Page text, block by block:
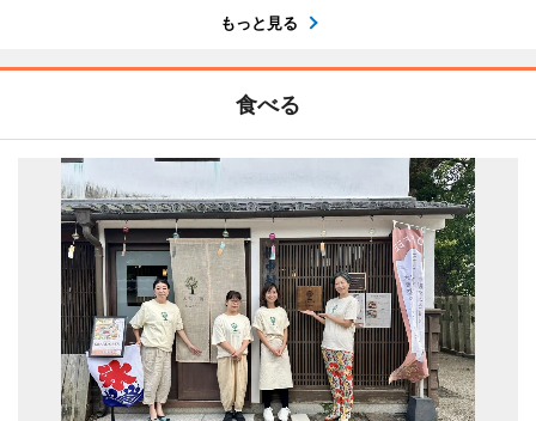
もっと見る
食べる